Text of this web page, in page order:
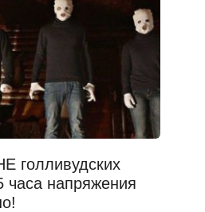
голливудских
часа напряжения